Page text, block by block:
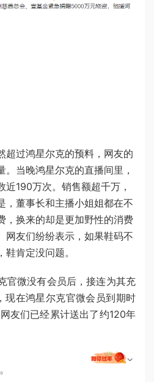
超过鸿星尔克的预料，网友的
当晚鸿星尔克的直播间里，
近190万次。销售额超千万，
，董事长和主播小姐姐都在不
，换来的却是更加野性的消费
网友们纷纷表示，如果鞋码不
肯定没问题。
官微没有会员后，接连为其充
现在鸿星尔克官微会员到期时
友们已经累计送出了约120年